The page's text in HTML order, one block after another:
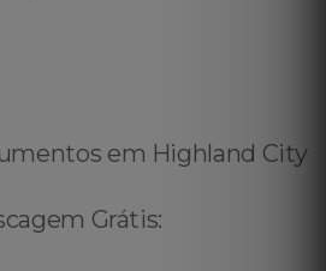
em Highland City
Grátis: